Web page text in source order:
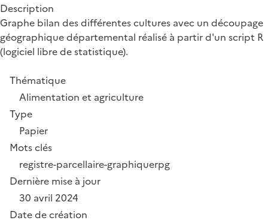
Description
Graphe bilan des différentes cultures avec un découpage
géographique départemental réalisé à partir d'un script R
(logiciel libre de statistique).
Thématique
Alimentation et agriculture
Type
Papier
Mots clés
registre-parcellaire-graphiquerpg
Dernière mise à jour
30 avril 2024
Date de création